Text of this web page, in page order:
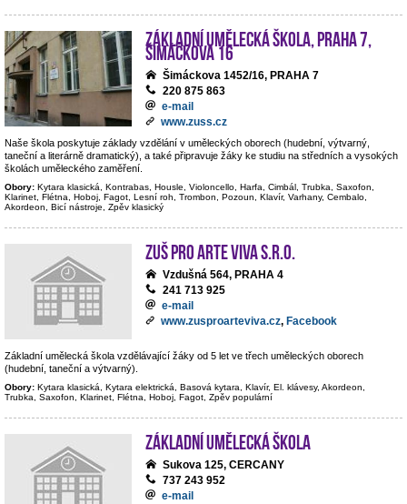
Základní umělecká škola, Praha 7,
Šimáčkova 16
Šimáckova 1452/16, PRAHA 7
220 875 863
e-mail
www.zuss.cz
Naše škola poskytuje základy vzdělání v uměleckých oborech (hudební, výtvarný,
taneční a literárně dramatický), a také připravuje žáky ke studiu na středních a vysokých
školách uměleckého zaměření.
Obory: Kytara klasická, Kontrabas, Housle, Violoncello, Harfa, Cimbál, Trubka, Saxofon,
Klarinet, Flétna, Hoboj, Fagot, Lesní roh, Trombon, Pozoun, Klavír, Varhany, Cembalo,
Akordeon, Bicí nástroje, Zpěv klasický
ZUŠ PRO ARTE VIVA s.r.o.
Vzdušná 564, PRAHA 4
241 713 925
e-mail
www.zusproarteviva.cz, Facebook
Základní umělecká škola vzdělávající žáky od 5 let ve třech uměleckých oborech
(hudební, taneční a výtvarný).
Obory: Kytara klasická, Kytara elektrická, Basová kytara, Klavír, El. klávesy, Akordeon,
Trubka, Saxofon, Klarinet, Flétna, Hoboj, Fagot, Zpěv populární
Základní umělecká škola
Sukova 125, CERCANY
737 243 952
e-mail